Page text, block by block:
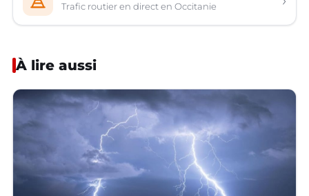
Trafic routier en direct en Occitanie
À lire aussi